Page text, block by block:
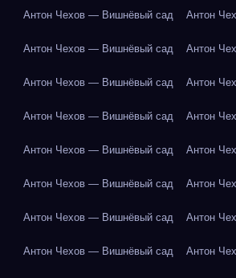
Антон Чехов — Вишнёвый сад Антон
Антон Чехов — Вишнёвый сад Антон
Антон Чехов — Вишнёвый сад Антон
Антон Чехов — Вишнёвый сад Антон
Антон Чехов — Вишнёвый сад Антон
Антон Чехов — Вишнёвый сад Антон
Антон Чехов — Вишнёвый сад Антон
Антон Чехов — Вишнёвый сад Антон